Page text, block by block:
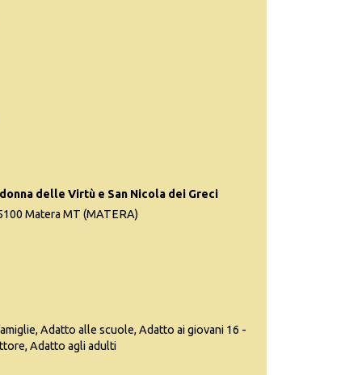
delle Virtù e San Nicola dei Greci
Matera MT (MATERA)
Adatto alle scuole, Adatto ai giovani 16 -
Adatto agli adulti